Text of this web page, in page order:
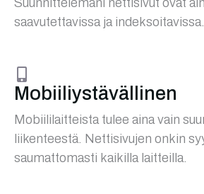
saavutettavissa ja indeksoitavissa.
Mobiiliystävällinen
Mobiililaitteista tulee aina vain
liikenteestä. Nettisivujen onkin
saumattomasti kaikilla laitteilla.